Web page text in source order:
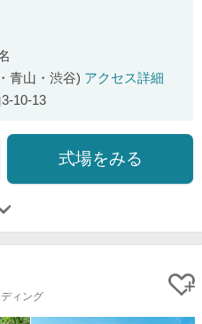
評価
青山・渋谷) アクセス詳細
10-13
式場をみる
ィング